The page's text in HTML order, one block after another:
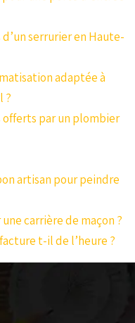
serrurier en Haute-
adaptée à
?
offerts par un plombier
artisan pour peindre
carrière de maçon ?
t-il de l’heure ?